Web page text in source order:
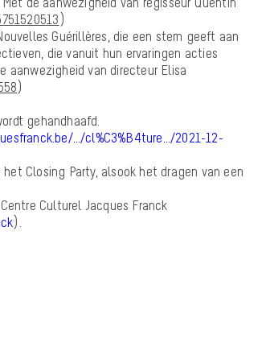
)
Guérillères, die een stem geeft aan
die vanuit hun ervaringen acties
aanwezigheid van directeur Elisa
)
gehandhaafd.
…/cl%C3%B4ture…/2021-12-
Closing Party, alsook het dragen van een
Culturel Jacques Franck
).